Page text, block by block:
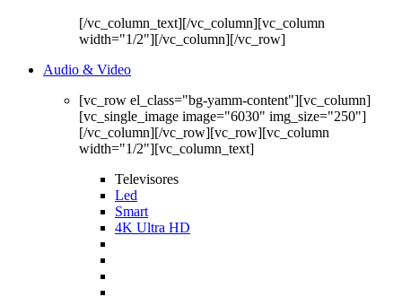
[/vc_column_text][/vc_column][vc_column
width="1/2"][/vc_column][/vc_row]
Audio & Video
[vc_row el_class="bg-yamm-content"][vc_column]
[vc_single_image image="6030" img_size="250"]
[/vc_column][/vc_row][vc_row][vc_column
width="1/2"][vc_column_text]
Televisores
Led
Smart
4K Ultra HD